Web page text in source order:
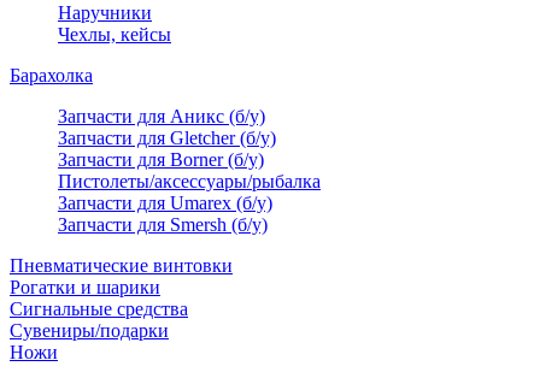
Наручники
Чехлы, кейсы
Барахолка
Запчасти для Аникс (б/у)
Запчасти для Gletcher (б/у)
Запчасти для Borner (б/у)
Пистолеты/аксессуары/рыбалка
Запчасти для Umarex (б/у)
Запчасти для Smersh (б/у)
Пневматические винтовки
Рогатки и шарики
Сигнальные средства
Сувениры/подарки
Ножи